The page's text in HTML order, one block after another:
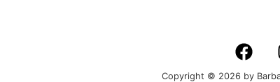
Copyright © 2026 by